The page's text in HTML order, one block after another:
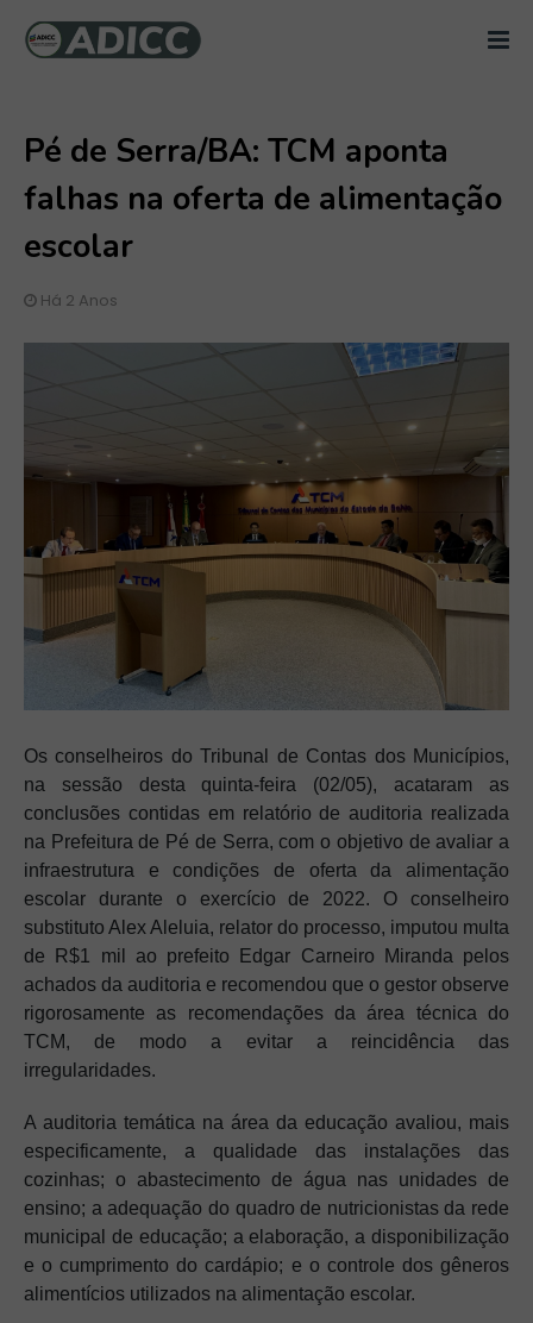
Pé de Serra/BA: TCM aponta
falhas na oferta de alimentação
escolar
Há 2 Anos
Os conselheiros do Tribunal de Contas dos Municípios,
na sessão desta quinta-feira (02/05), acataram as
conclusões contidas em relatório de auditoria realizada
na Prefeitura de Pé de Serra, com o objetivo de avaliar a
infraestrutura e condições de oferta da alimentação
escolar durante o exercício de 2022. O conselheiro
substituto Alex Aleluia, relator do processo, imputou multa
de R$1 mil ao prefeito Edgar Carneiro Miranda pelos
achados da auditoria e recomendou que o gestor observe
rigorosamente as recomendações da área técnica do
TCM, de modo a evitar a reincidência das
irregularidades.
A auditoria temática na área da educação avaliou, mais
especificamente, a qualidade das instalações das
cozinhas; o abastecimento de água nas unidades de
ensino; a adequação do quadro de nutricionistas da rede
municipal de educação; a elaboração, a disponibilização
e o cumprimento do cardápio; e o controle dos gêneros
alimentícios utilizados na alimentação escolar.